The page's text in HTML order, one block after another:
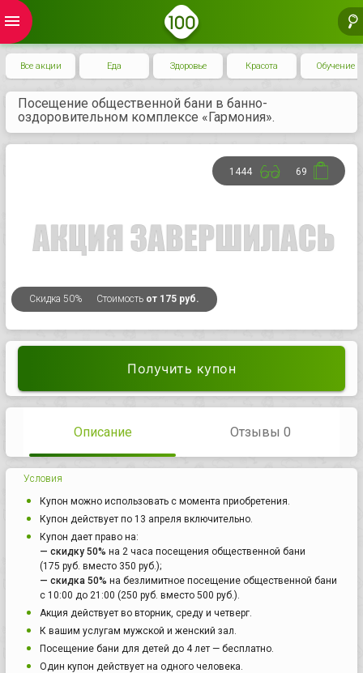
menu
Все акции Еда Здоровье Красота Обучение
Посещение общественной бани в банно-
оздоровительном комплексе «Гармония».
Скидка 50% Стоимость от 175 руб.
1444 69
Получить купон
Описание Отзывы 0
Условия
Купон можно использовать с момента приобретения.
Купон действует по 13 апреля включительно.
Купон дает право на:
— скидку 50% на 2 часа посещения общественной бани
(175 руб. вместо 350 руб.);
— скидка 50% на безлимитное посещение общественной бани
с 10:00 до 21:00 (250 руб. вместо 500 руб.).
Акция действует во вторник, среду и четверг.
К вашим услугам мужской и женский зал.
Посещение бани для детей до 4 лет — бесплатно.
Один купон действует на одного человека.